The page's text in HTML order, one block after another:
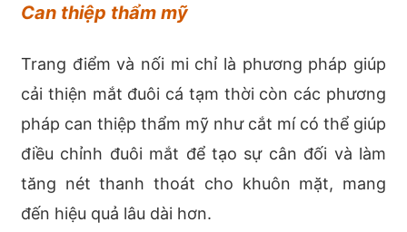
Can thiệp thẩm mỹ
Trang điểm và nối mi chỉ là phương pháp giúp
cải thiện mắt đuôi cá tạm thời còn các phương
pháp can thiệp thẩm mỹ như cắt mí có thể giúp
điều chỉnh đuôi mắt để tạo sự cân đối và làm
tăng nét thanh thoát cho khuôn mặt, mang
đến hiệu quả lâu dài hơn.